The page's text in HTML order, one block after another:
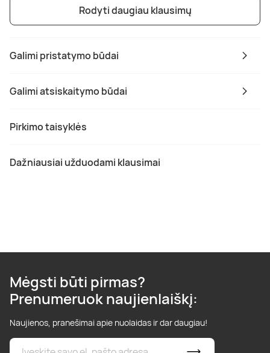
Galimi pristatymo būdai
Galimi atsiskaitymo būdai
Pirkimo taisyklės
Dažniausiai užduodami klausimai
Rodyti daugiau klausimų
Mėgsti būti pirmas?
Prenumeruok naujienlaiškį:
Naujienos, pranešimai apie nuolaidas ir dar daugiau!